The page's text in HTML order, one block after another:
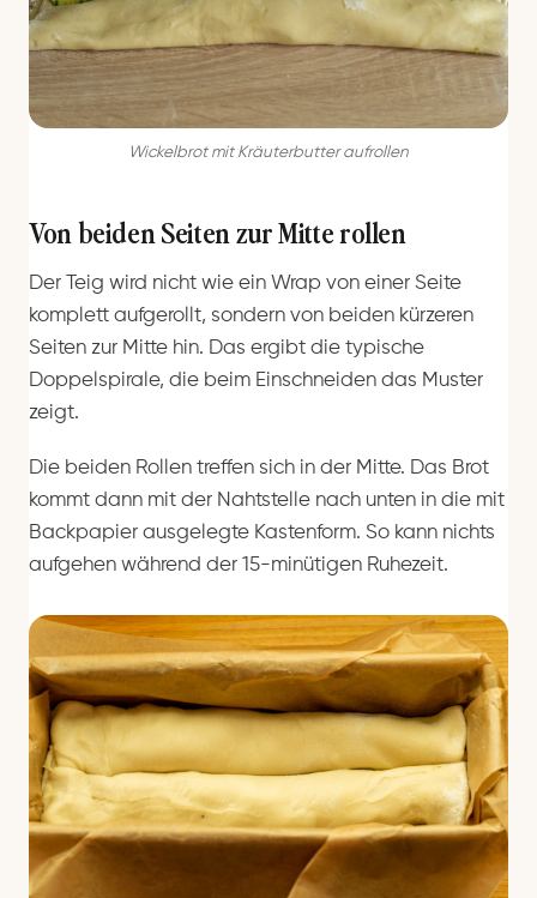
Wickelbrot mit Kräuterbutter aufrollen
Von beiden Seiten zur Mitte rollen
Der Teig wird nicht wie ein Wrap von einer Seite
komplett aufgerollt, sondern von beiden kürzeren
Seiten zur Mitte hin. Das ergibt die typische
Doppelspirale, die beim Einschneiden das Muster
zeigt.
Die beiden Rollen treffen sich in der Mitte. Das Brot
kommt dann mit der Nahtstelle nach unten in die mit
Backpapier ausgelegte Kastenform. So kann nichts
aufgehen während der 15-minütigen Ruhezeit.